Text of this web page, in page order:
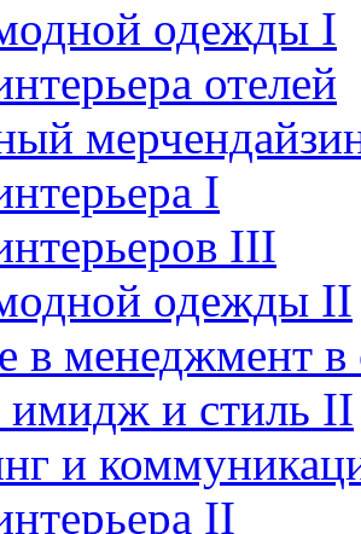
одежды I
отелей
I
III
одежды II
в менеджмент
и стиль II
и
II